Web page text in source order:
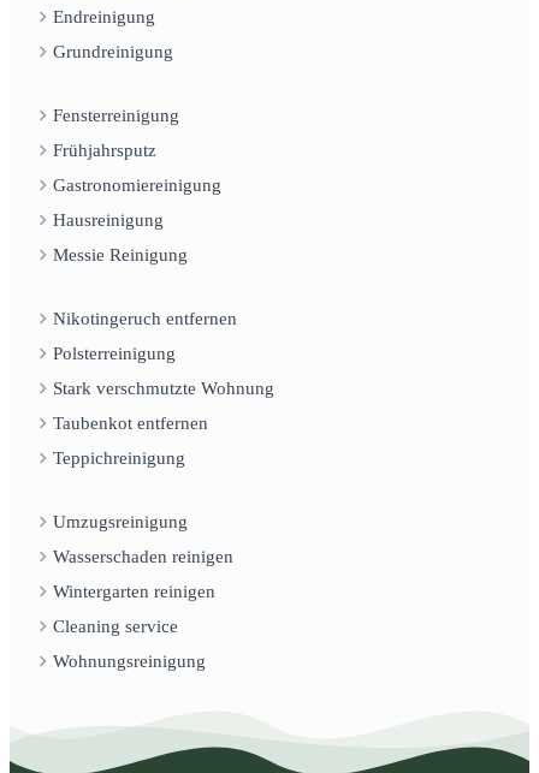
Endreinigung
Grundreinigung
Fensterreinigung
Frühjahrsputz
Gastronomiereinigung
Hausreinigung
Messie Reinigung
Nikotingeruch entfernen
Polsterreinigung
Stark verschmutzte Wohnung
Taubenkot entfernen
Teppichreinigung
Umzugsreinigung
Wasserschaden reinigen
Wintergarten reinigen
Cleaning service
Wohnungsreinigung